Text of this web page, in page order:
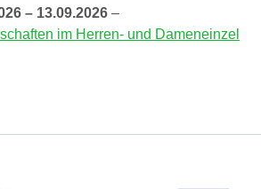
– 13.09.2026 –
im Herren- und Dameneinzel